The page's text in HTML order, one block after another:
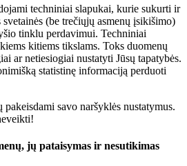
techniniai slapukai, kurie sukurti ir
(be trečiųjų asmenų įsikišimo)
tinklu perdavimui. Techniniai
kitiems tikslams. Toks duomenų
ar netiesiogiai nustatyti Jūsų tapatybės.
statistinę informaciją perduoti
pakeisdami savo naršyklės nustatymus.
jų pataisymas ir nesutikimas